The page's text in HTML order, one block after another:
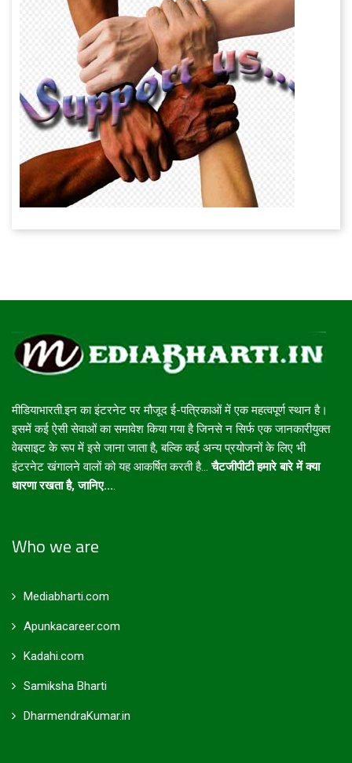
मीडियाभारती.इन का इंटरनेट पर मौजूद ई-पत्रिकाओं में एक महत्वपूर्ण स्थान है।
इसमें कई ऐसी सेवाओं का समावेश किया गया है जिनसे न सिर्फ एक जानकारीयुक्त
वेबसाइट के रूप में इसे जाना जाता है, बल्कि कई अन्य प्रयोजनों के लिए भी
इंटरनेट खंगालने वालों को यह आकर्षित करती है... चैटजीपीटी हमारे बारे में क्या
धारणा रखता है, जानिए....
Who we are
Mediabharti.com
Apunkacareer.com
Kadahi.com
Samiksha Bharti
DharmendraKumar.in